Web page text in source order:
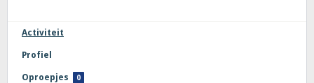
Activiteit
Profiel
Oproepjes 0